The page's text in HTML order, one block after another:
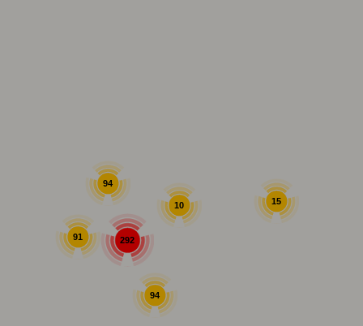
292
94
94
10 15
91